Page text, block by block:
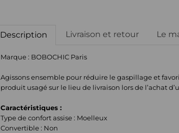
Description Livraison et retour Le
Marque : BOBOCHIC Paris
Agissons ensemble pour réduire le gaspillage et
produit usagé sur le lieu de livraison lors de l’achat
Caractéristiques :
Type de confort assise : Moelleux
Convertible : Non